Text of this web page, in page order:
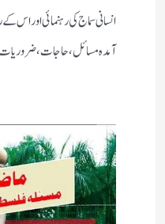
انسانی سماج کی رہنمائی اور اس
آمدہ مسائل ، حاجات ،